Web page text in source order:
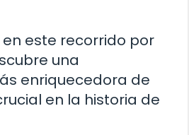
este recorrido por
una
enriquecedora de
en la historia de